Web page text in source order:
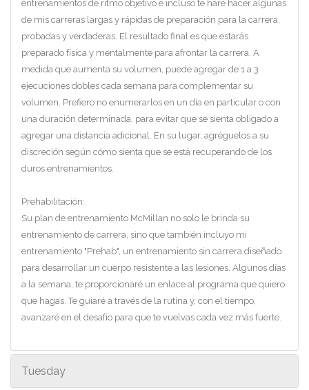
entrenamientos de ritmo objetivo e incluso te haré hacer algunas
de mis carreras largas y rápidas de preparación para la carrera,
probadas y verdaderas. El resultado final es que estarás
preparado física y mentalmente para afrontar la carrera. A
medida que aumenta su volumen, puede agregar de 1 a 3
ejecuciones dobles cada semana para complementar su
volumen. Prefiero no enumerarlos en un día en particular o con
una duración determinada, para evitar que se sienta obligado a
agregar una distancia adicional. En su lugar, agréguelos a su
discreción según cómo sienta que se está recuperando de los
duros entrenamientos.
Prehabilitación:
Su plan de entrenamiento McMillan no solo le brinda su
entrenamiento de carrera, sino que también incluyo mi
entrenamiento "Prehab", un entrenamiento sin carrera diseñado
para desarrollar un cuerpo resistente a las lesiones. Algunos días
a la semana, te proporcionaré un enlace al programa que quiero
que hagas. Te guiaré a través de la rutina y, con el tiempo,
avanzaré en el desafío para que te vuelvas cada vez más fuerte.
Tuesday